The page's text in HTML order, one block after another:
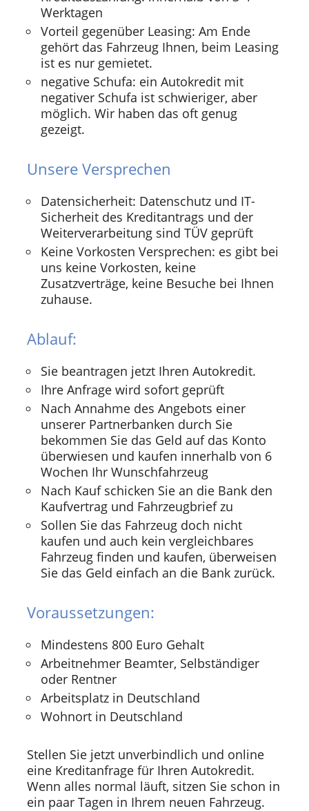
Werktagen
Vorteil gegenüber Leasing: Am Ende
gehört das Fahrzeug Ihnen, beim Leasing
ist es nur gemietet.
negative Schufa: ein Autokredit mit
negativer Schufa ist schwieriger, aber
möglich. Wir haben das oft genug
gezeigt.
Unsere Versprechen
Datensicherheit: Datenschutz und IT-
Sicherheit des Kreditantrags und der
Weiterverarbeitung sind TÜV geprüft
Keine Vorkosten Versprechen: es gibt bei
uns keine Vorkosten, keine
Zusatzverträge, keine Besuche bei Ihnen
zuhause.
Ablauf:
Sie beantragen jetzt Ihren Autokredit.
Ihre Anfrage wird sofort geprüft
Nach Annahme des Angebots einer
unserer Partnerbanken durch Sie
bekommen Sie das Geld auf das Konto
überwiesen und kaufen innerhalb von 6
Wochen Ihr Wunschfahrzeug
Nach Kauf schicken Sie an die Bank den
Kaufvertrag und Fahrzeugbrief zu
Sollen Sie das Fahrzeug doch nicht
kaufen und auch kein vergleichbares
Fahrzeug finden und kaufen, überweisen
Sie das Geld einfach an die Bank zurück.
Voraussetzungen:
Mindestens 800 Euro Gehalt
Arbeitnehmer Beamter, Selbständiger
oder Rentner
Arbeitsplatz in Deutschland
Wohnort in Deutschland
Stellen Sie jetzt unverbindlich und online
eine Kreditanfrage für Ihren Autokredit.
Wenn alles normal läuft, sitzen Sie schon in
ein paar Tagen in Ihrem neuen Fahrzeug.